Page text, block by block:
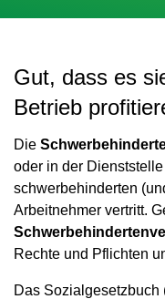
Gut, dass es
Betrieb
Die
oder in der
schwerbehinderten
Arbeitnehmer vertritt.
Rechte und Pflichten
Das